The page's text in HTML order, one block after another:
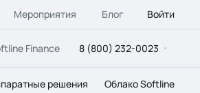
Мероприятия Блог Войти
Finance 8 (800) 232-0023
решения
Облако Softline